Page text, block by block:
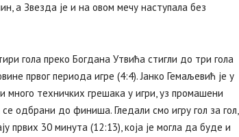
а Звезда је и на овом мечу наступала без
гола преко Богдана Утвића стигли до три гола
првог периода игре (4:4). Јанко Гемаљевић је у
техничких грешака у игри, уз промашени
одбрани до финиша. Гледали смо игру гол за гол,
30 минута (12:13), која је могла да буде и